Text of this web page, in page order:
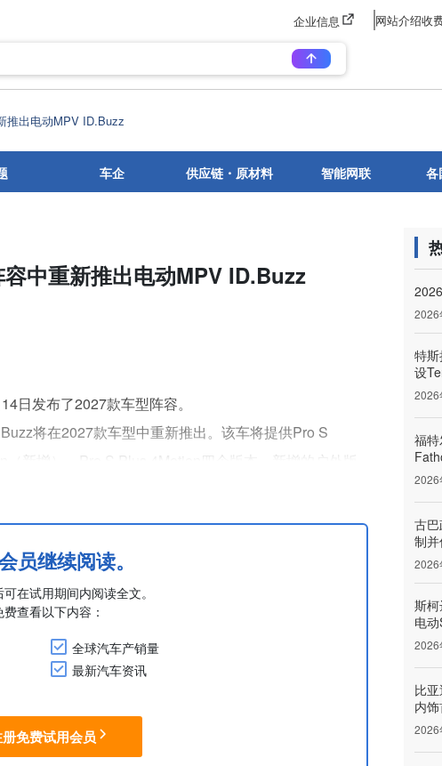
企业信息 网站介绍收
推出电动MPV ID.Buzz
车企 供应链・原材料 智能网联 各
中重新推出电动MPV ID.Buzz
日发布了2027款车型阵容。
将在2027款车型中重新推出。该车将提供Pro S
新增）、Pro S Plus 4Motion四个版本。新增的户外版
员继续阅读。
在试用期间内阅读全文。
查看以下内容：
全球汽车产销量
最新汽车资讯
免费试用会员
2026
特
设
2026
福
2026
古
制
2026
斯
电
2026
比
内
2026